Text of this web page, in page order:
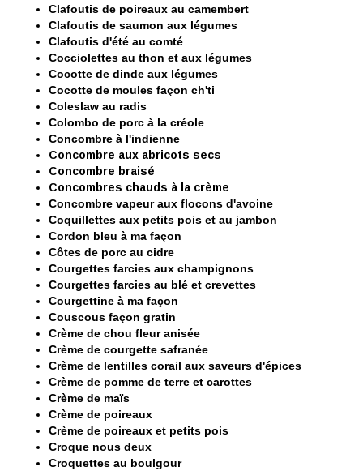
Clafoutis de poireaux au camembert
Clafoutis de saumon aux légumes
Clafoutis d'été au comté
Cocciolettes au thon et aux légumes
Cocotte de dinde aux légumes
Cocotte de moules façon ch'ti
Coleslaw au radis
Colombo de porc à la créole
Concombre à l'indienne
Concombre aux abricots secs
Concombre braisé
Concombres chauds à la crème
Concombre vapeur aux flocons d'avoine
Coquillettes aux petits pois et au jambon
Cordon bleu à ma façon
Côtes de porc au cidre
Courgettes farcies aux champignons
Courgettes farcies au blé et crevettes
Courgettine à ma façon
Couscous façon gratin
Crème de chou fleur anisée
Crème de courgette safranée
Crème de lentilles corail aux saveurs d'épices
Crème de pomme de terre et carottes
Crème de maïs
Crème de poireaux
Crème de poireaux et petits pois
Croque nous deux
Croquettes au boulgour